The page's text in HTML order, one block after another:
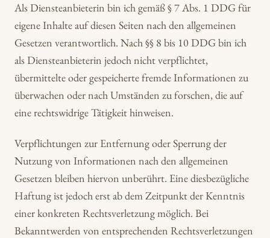
Als Diensteanbieterin bin ich gemäß § 7 Abs. 1 DDG für
eigene Inhalte auf diesen Seiten nach den allgemeinen
Gesetzen verantwortlich. Nach §§ 8 bis 10 DDG bin ich
als Diensteanbieterin jedoch nicht verpflichtet,
übermittelte oder gespeicherte fremde Informationen zu
überwachen oder nach Umständen zu forschen, die auf
eine rechtswidrige Tätigkeit hinweisen.
Verpflichtungen zur Entfernung oder Sperrung der
Nutzung von Informationen nach den allgemeinen
Gesetzen bleiben hiervon unberührt. Eine diesbezügliche
Haftung ist jedoch erst ab dem Zeitpunkt der Kenntnis
einer konkreten Rechtsverletzung möglich. Bei
Bekanntwerden von entsprechenden Rechtsverletzungen